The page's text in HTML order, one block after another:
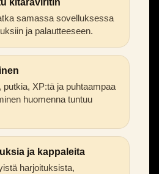
samassa sovelluksessa
ja palautteeseen.
putkia, XP:tä ja puhtaampaa
huomenna tuntuu
ja kappaleita
harjoituksista,